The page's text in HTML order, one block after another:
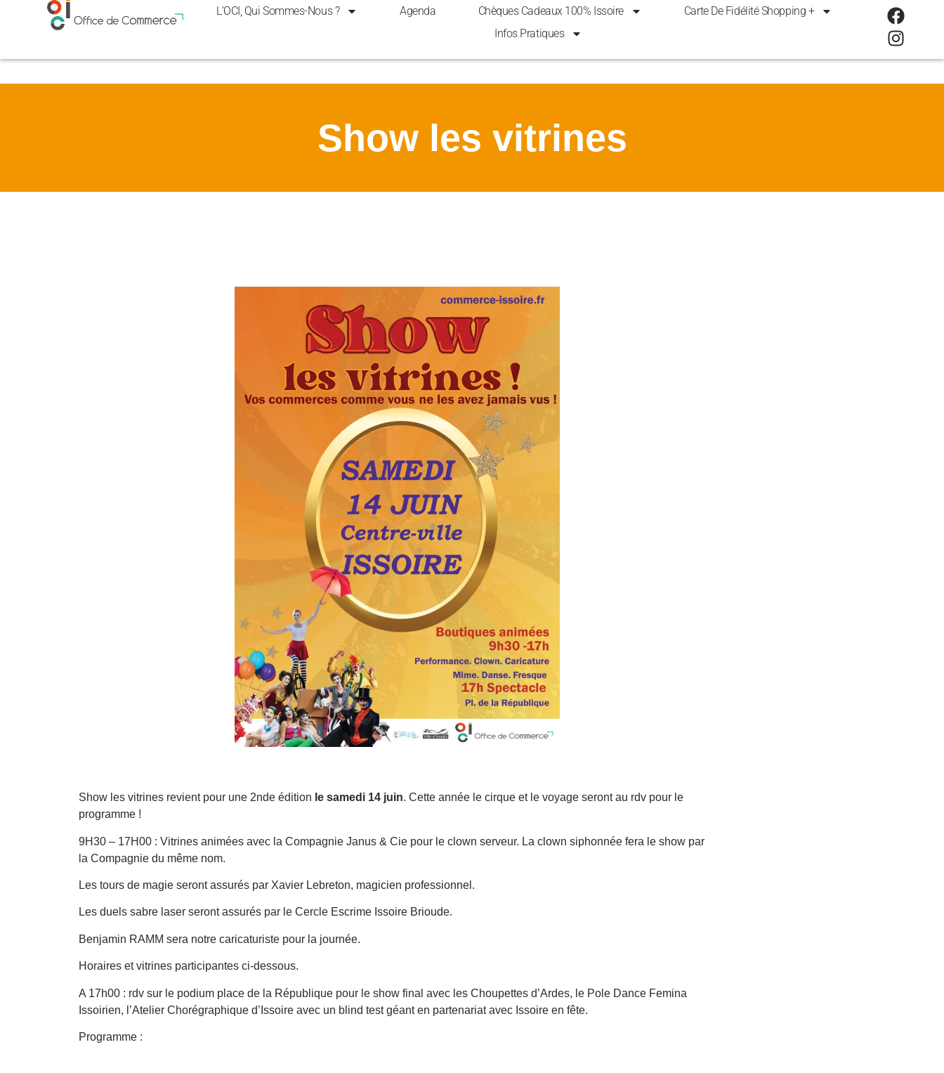
L’OCI, Qui Sommes-Nous ? Agenda Chèques Cadeaux 100% Issoire
Carte De Fidélité Shopping +
Infos Pratiques
Show les vitrines
Show les vitrines revient pour une 2nde édition le samedi 14 juin. Cette année le cirque et le voyage seront au rdv pour le
programme !
9H30 – 17H00 : Vitrines animées avec la Compagnie Janus & Cie pour le clown serveur. La clown siphonnée fera le show par
la Compagnie du même nom.
Les tours de magie seront assurés par Xavier Lebreton, magicien professionnel.
Les duels sabre laser seront assurés par le Cercle Escrime Issoire Brioude.
Benjamin RAMM sera notre caricaturiste pour la journée.
Horaires et vitrines participantes ci-dessous.
A 17h00 : rdv sur le podium place de la République pour le show final avec les Choupettes d’Ardes, le Pole Dance Femina
Issoirien, l’Atelier Chorégraphique d’Issoire avec un blind test géant en partenariat avec Issoire en fête.
Programme :
Panneau de gestion des cookies